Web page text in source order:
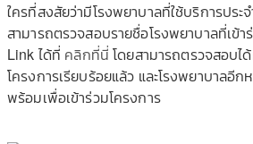
ใครที่สงสัยว่ามีโรงพยาบาลที่ใช้บริการประจ
สามารถตรวจสอบรายชื่อโรงพยาบาลที่เข้า
Link ได้ที่ คลิกที่นี่ โดยสามารถตรวจสอบไ
โครงการเรียบร้อยแล้ว และโรงพยาบาลอี
พร้อมเพื่อเข้าร่วมโครงการ